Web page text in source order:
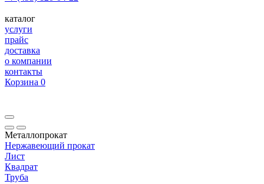
каталог
услуги
прайс
доставка
о компании
контакты
Корзина 0
Металлопрокат
Нержавеющий прокат
Лист
Квадрат
Труба